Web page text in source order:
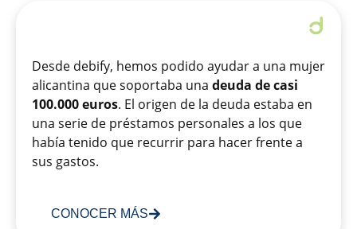
Desde debify, hemos podido ayudar a una mujer
alicantina que soportaba una deuda de casi
100.000 euros. El origen de la deuda estaba en
una serie de préstamos personales a los que
había tenido que recurrir para hacer frente a
sus gastos.
CONOCER MÁS